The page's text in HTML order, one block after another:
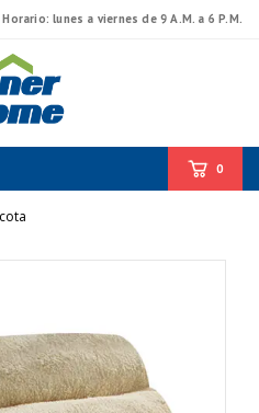
lunes a viernes de 9 A.M. a 6 P.M.
0